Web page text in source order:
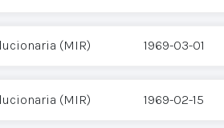
(MIR) 1969-03-01
(MIR) 1969-02-15